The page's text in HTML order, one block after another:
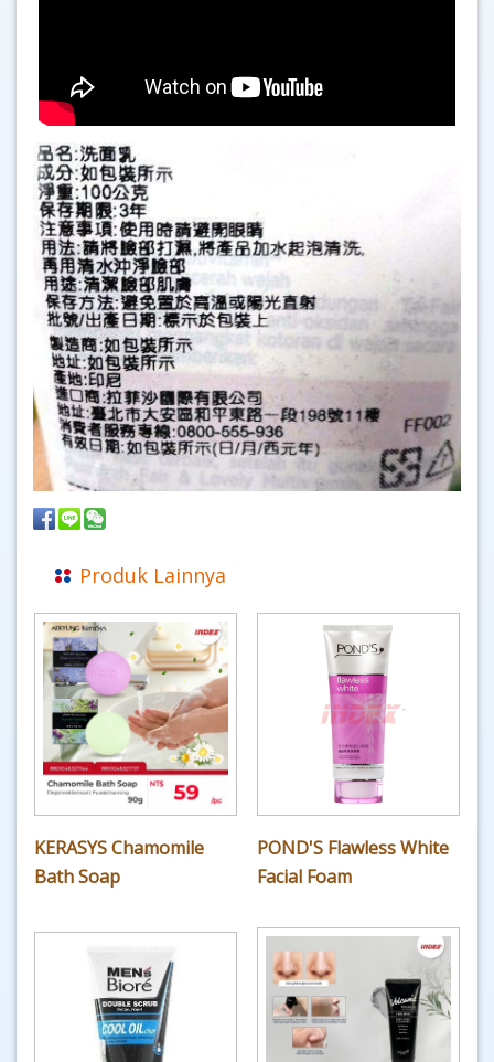
Produk Lainnya
KERASYS Chamomile
Bath Soap
POND'S Flawless White
Facial Foam